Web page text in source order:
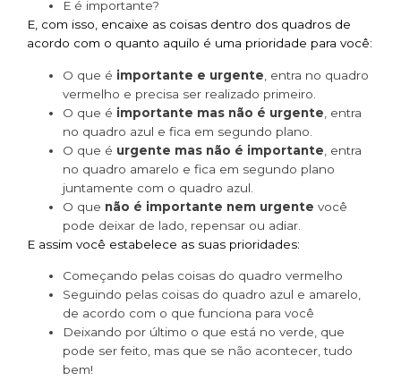
E é importante?
E, com isso, encaixe as coisas dentro dos quadros de
acordo com o quanto aquilo é uma prioridade para você:
O que é importante e urgente , entra no quadro
vermelho e precisa ser realizado primeiro.
O que é importante mas não é urgente , entra
no quadro azul e fica em segundo plano.
O que é urgente mas não é importante , entra
no quadro amarelo e fica em segundo plano
juntamente com o quadro azul.
O que não é importante nem urgente você
pode deixar de lado, repensar ou adiar.
E assim você estabelece as suas prioridades:
Começando pelas coisas do quadro vermelho
Seguindo pelas coisas do quadro azul e amarelo,
de acordo com o que funciona para você
Deixando por último o que está no verde, que
pode ser feito, mas que se não acontecer, tudo
bem!